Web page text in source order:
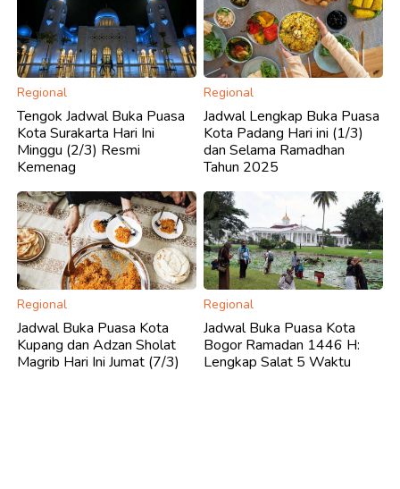
Regional
Tengok Jadwal Buka Puasa
Kota Surakarta Hari Ini
Minggu (2/3) Resmi
Kemenag
Regional
Jadwal Lengkap Buka Puasa
Kota Padang Hari ini (1/3)
dan Selama Ramadhan
Tahun 2025
Regional
Jadwal Buka Puasa Kota
Kupang dan Adzan Sholat
Magrib Hari Ini Jumat (7/3)
Regional
Jadwal Buka Puasa Kota
Bogor Ramadan 1446 H:
Lengkap Salat 5 Waktu